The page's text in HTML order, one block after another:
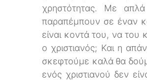
χρηστότητας. Με απλά
παραπέμπουν σε έναν
είναι κοντά του, να του
ο χριστιανός; Και η
σκεφτούμε καλά θα
ενός χριστιανού δεν